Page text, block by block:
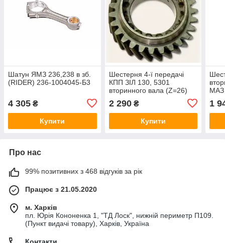
Шатун ЯМЗ 236,238 в зб.
(RIDER) 236-1004045-Б3
4 305 ₴
Купити
Шестерня 4-ї передачі
КПП ЗІЛ 130, 5301
вторинного вала (Z=26)
(DETALKA) 130-1701181
2 290₴
Купити
МАЗ
1
Про нас
99% позитивних з 468 відгуків за рік
Працює з 21.05.2020
м. Харків
пл. Юрія Кононенка 1, "ТД Лоск", нижній периметр П109.
(Пункт видачі товару), Харків, Україна